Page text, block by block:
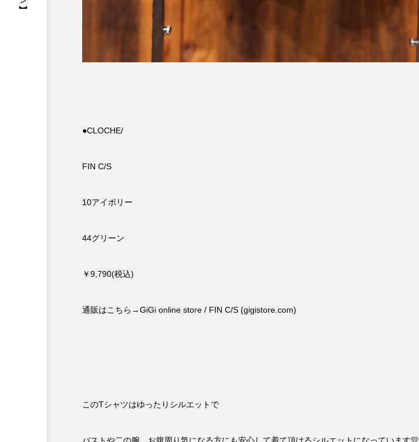
●CLOCHE/
FIN C/S
10アイボリー
44グリーン
￥9,790(税込)
通販はこちら→GiGi online store / FIN C/S (gigistore.com)
このTシャツはゆったりシルエットで